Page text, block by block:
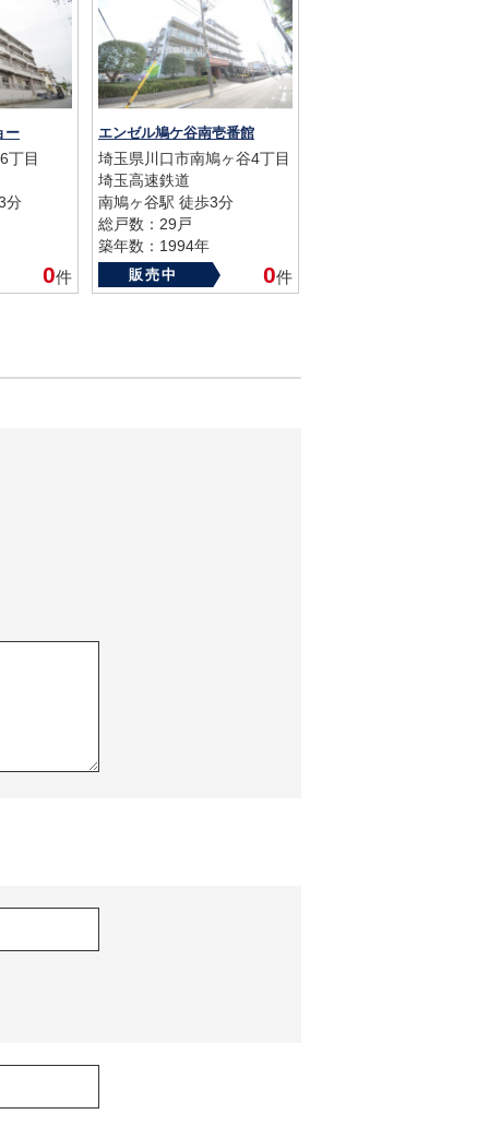
ー
丁目
分
0件
エンゼル鳩ケ谷南壱番館
埼玉県川口市南鳩ヶ谷4丁目
埼玉高速鉄道
南鳩ヶ谷駅 徒歩3分
総戸数：29戸
築年数：1994年
販売中 0件